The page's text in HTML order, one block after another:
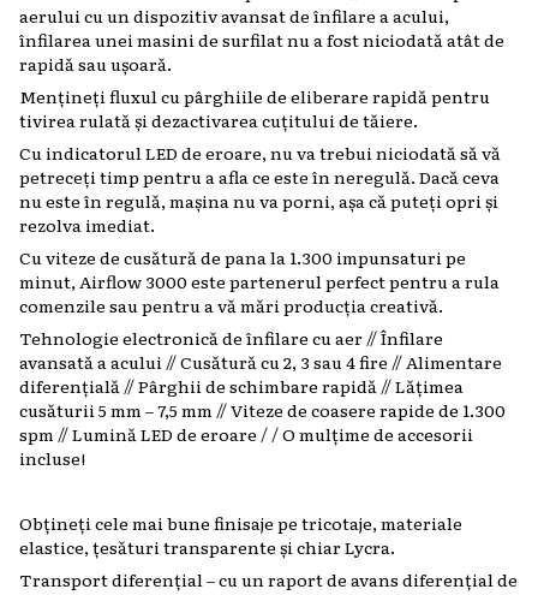
aerului cu un dispozitiv avansat de înfilare a acului,
înfilarea unei masini de surfilat nu a fost niciodată atât de
rapidă sau ușoară.
Mențineți fluxul cu pârghiile de eliberare rapidă pentru
tivirea rulată și dezactivarea cuțitului de tăiere.
Cu indicatorul LED de eroare, nu va trebui niciodată să vă
petreceți timp pentru a afla ce este în neregulă. Dacă ceva
nu este în regulă, mașina nu va porni, așa că puteți opri și
rezolva imediat.
Cu viteze de cusătură de pana la 1.300 impunsaturi pe
minut, Airflow 3000 este partenerul perfect pentru a rula
comenzile sau pentru a vă mări producția creativă.
Tehnologie electronică de înfilare cu aer // Înfilare
avansată a acului // Cusătură cu 2, 3 sau 4 fire // Alimentare
diferențială // Pârghii de schimbare rapidă // Lățimea
cusăturii 5 mm – 7,5 mm // Viteze de coasere rapide de 1.300
spm // Lumină LED de eroare / / O mulțime de accesorii
incluse!
Obțineți cele mai bune finisaje pe tricotaje, materiale
elastice, țesături transparente și chiar Lycra.
Transport diferențial – cu un raport de avans diferențial de